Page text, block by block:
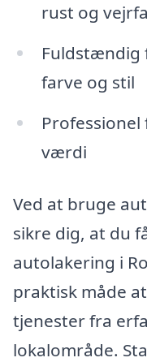
rust og
Fuldstændig
farve og stil
værdi
Ved at bruge
sikre dig, at du
autolakering i
praktisk måde
tjenester fra
lokalområde.